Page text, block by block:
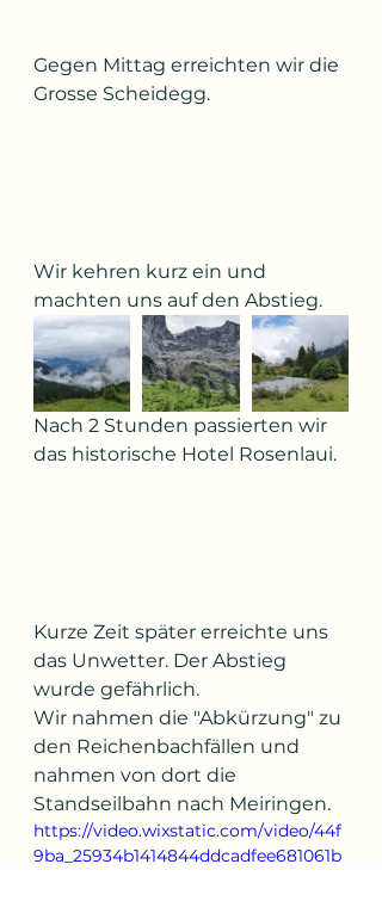
Gegen Mittag erreichten wir die
Grosse Scheidegg.
Wir kehren kurz ein und
machten uns auf den Abstieg.
Nach 2 Stunden passierten wir
das historische Hotel Rosenlaui.
Kurze Zeit später erreichte uns
das Unwetter. Der Abstieg
wurde gefährlich.
Wir nahmen die "Abkürzung" zu
den Reichenbachfällen und
nahmen von dort die
Standseilbahn nach Meiringen.
https://video.wixstatic.com/video/44f
9ba_25934b1414844ddcadfee681061b